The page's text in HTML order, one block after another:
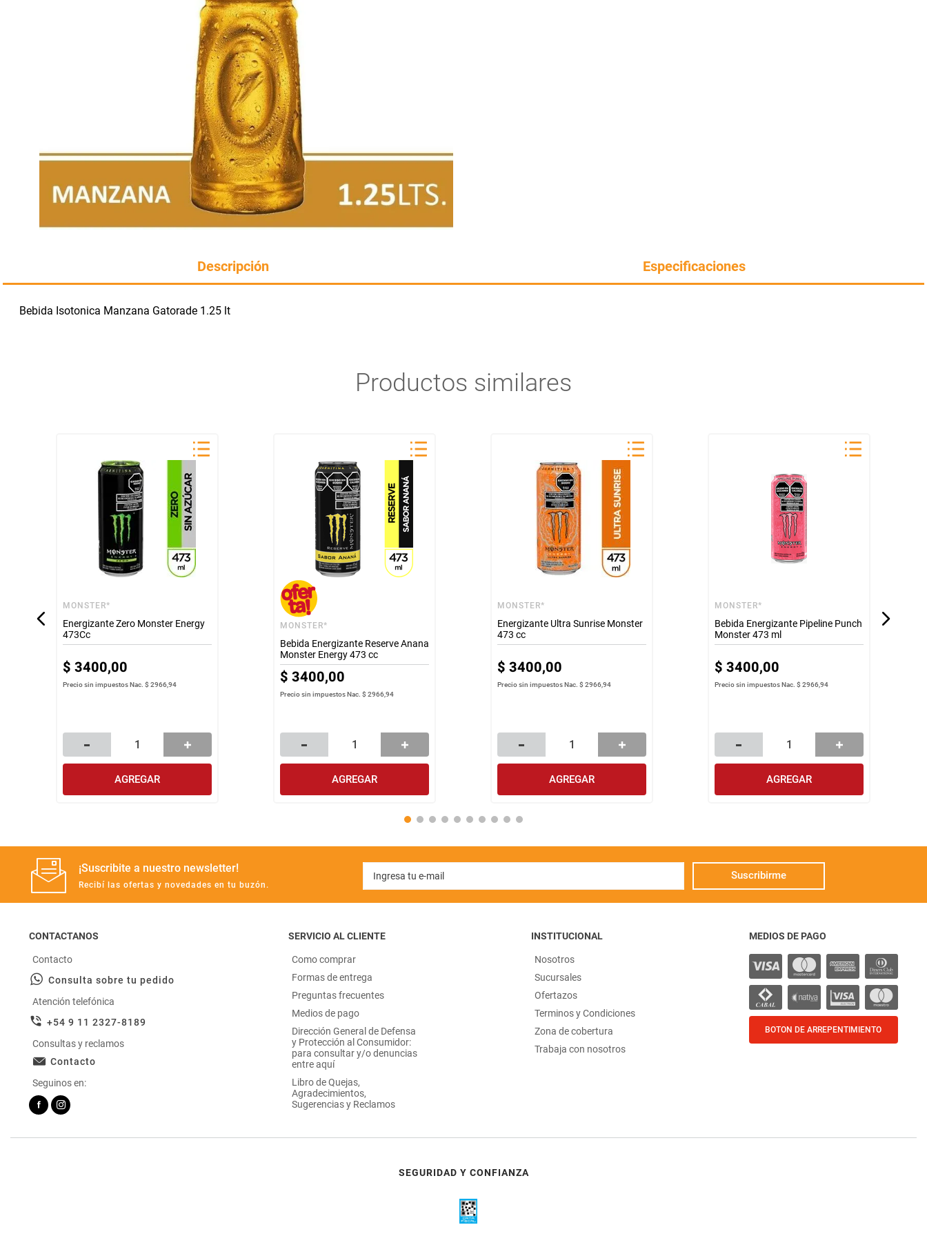
Descripción Especificaciones
Bebida Isotonica Manzana Gatorade 1.25 lt
Productos similares
MONSTER*
Energizante Zero Monster Energy
473Cc
$ 3400,00
Precio sin impuestos Nac.$ 2966,94
AGREGAR
MONSTER*
Bebida Energizante Reserve Anana
Monster Energy 473 cc
$ 3400,00
Precio sin impuestos Nac.$ 2966,94
AGREGAR
MONSTER*
Energizante Ultra Sunrise Monster
473 cc
$ 3400,00
Precio sin impuestos Nac.$ 2966,94
AGREGAR
MONSTER*
Bebida Energizante Pipeline Punch
Monster 473 ml
$ 3400,00
Precio sin impuestos Nac.$ 2966,94
AGREGAR
¡Suscribite a nuestro newsletter!
Recibí las ofertas y novedades en tu buzón.
Suscribirme
CONTACTANOS
Contacto
Consulta sobre tu pedido
Atención telefónica
+54 9 11 2327-8189
Consultas y reclamos
Contacto
Seguinos en:
SERVICIO AL CLIENTE
Como comprar
Formas de entrega
Preguntas frecuentes
Medios de pago
Dirección General de Defensa
y Protección al Consumidor:
para consultar y/o denuncias
entre aquí
Libro de Quejas,
Agradecimientos,
Sugerencias y Reclamos
INSTITUCIONAL
Nosotros
Sucursales
Ofertazos
Terminos y Condiciones
Zona de cobertura
Trabaja con nosotros
MEDIOS DE PAGO
BOTON DE ARREPENTIMIENTO
SEGURIDAD Y CONFIANZA
Manteca
Arroz